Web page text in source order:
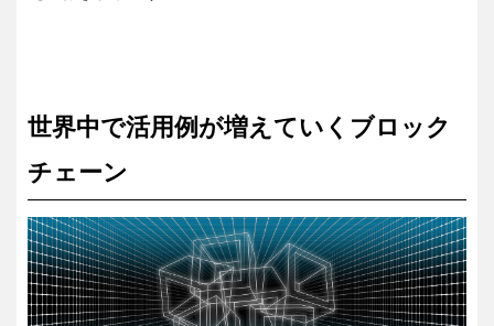
世界中で活用例が増えていくブロック
チェーン